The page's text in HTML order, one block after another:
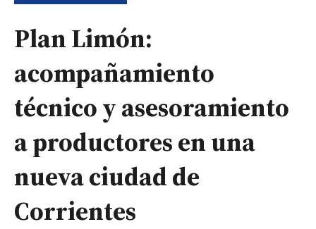
Plan Limón:
acompañamiento
técnico y asesoramiento
a productores en una
nueva ciudad de
Corrientes